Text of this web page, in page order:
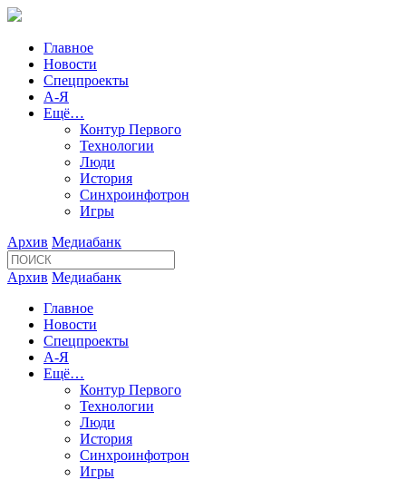
Главное
Новости
Спецпроекты
А-Я
Ещё…
Контур Первого
Технологии
Люди
История
Синхроинфотрон
Игры
Архив Медиабанк
Архив Медиабанк
Главное
Новости
Спецпроекты
А-Я
Ещё…
Контур Первого
Технологии
Люди
История
Синхроинфотрон
Игры